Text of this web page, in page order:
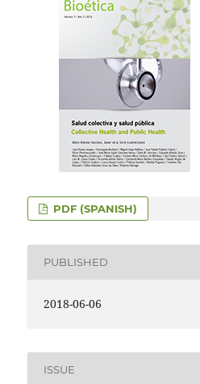
PDF (SPANISH)
PUBLISHED
2018-06-06
ISSUE